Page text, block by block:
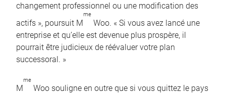
changement professionnel ou une modification des
actifs », poursuit M
me
Woo. « Si vous avez lancé une
entreprise et qu’elle est devenue plus prospère, il
pourrait être judicieux de réévaluer votre plan
successoral. »
M
me
Woo souligne en outre que si vous quittez le pays